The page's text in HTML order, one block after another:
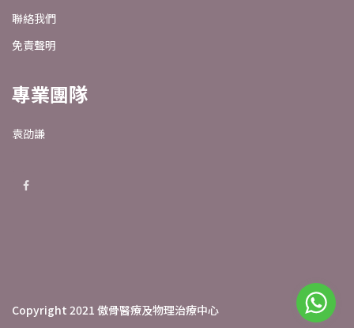
聯絡我們
免責聲明
專業團隊
袁劭謙
Copyright 2021 傲骨醫療及物理治療中心